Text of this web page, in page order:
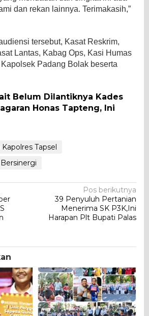
dan rekan lainnya. Terimakasih,”
tersebut, Kasat Reskrim,
Lantas, Kabag Ops, Kasi Humas
Padang Bolak beserta
Belum Dilantiknya Kades
Honas Tapteng, Ini
Tapsel
Pos berikutnya
39 Penyuluh Pertanian
Menerima SK P3K,Ini
Harapan Plt Bupati Palas